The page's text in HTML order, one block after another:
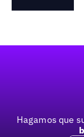
Hagamos que